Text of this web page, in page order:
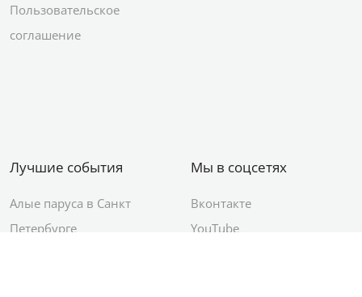
Пользовательское
соглашение
Лучшие события
Алые паруса в Санкт
Петербурге
Мы в соцсетях
Вконтакте
YouTube